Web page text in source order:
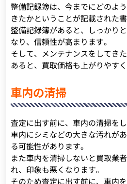
整備記録簿は、今までにどのよ
きたかということが記載された書
整備記録簿があると、しっかり
なり、信頼性が高まります。
そして、メンテナンスをしてき
あると、買取価格も上がりやすく
車内の清掃
査定に出す前に、車内の清掃を
車内にシミなどの大きな汚れが
る可能性があります。
また車内を清掃しないと買取業
れ、印象も悪くなります。
そのため査定に出す前に、車内